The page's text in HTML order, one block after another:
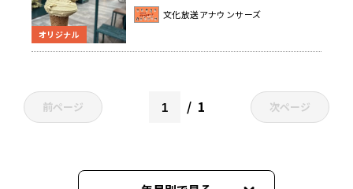
オリジナル
文化放送アナウンサーズ
前ページ 1 次ページ